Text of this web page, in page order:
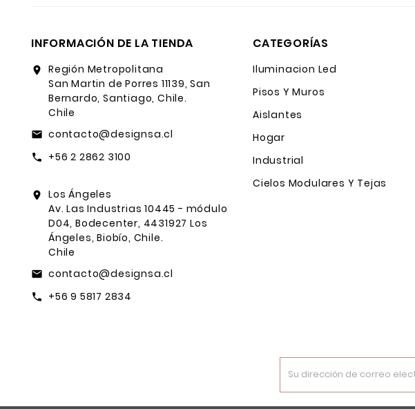
INFORMACIÓN DE LA TIENDA
location_on
Región Metropolitana
San Martin de Porres 11139, San
Bernardo, Santiago, Chile.
Chile
email contacto@designsa.cl
call +56 2 2862 3100
location_on
Los Ángeles
Av. Las Industrias 10445 - módulo
D04, Bodecenter, 4431927 Los
Ángeles, Biobío, Chile.
Chile
email contacto@designsa.cl
call +56 9 5817 2834
CATEGORÍAS
Iluminacion Led
Pisos Y Muros
Aislantes
Hogar
Industrial
Cielos Modulares Y Tejas